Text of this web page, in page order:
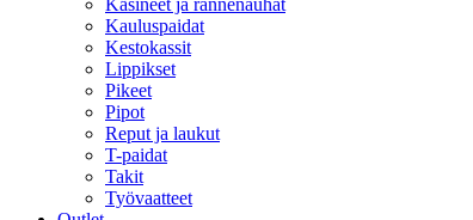
Käsineet ja rannenauhat
Kauluspaidat
Kestokassit
Lippikset
Pikeet
Pipot
Reput ja laukut
T-paidat
Takit
Työvaatteet